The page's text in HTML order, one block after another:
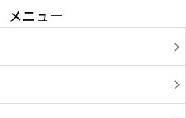
メニュー